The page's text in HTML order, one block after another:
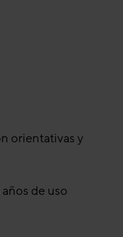
orientativas y
de uso